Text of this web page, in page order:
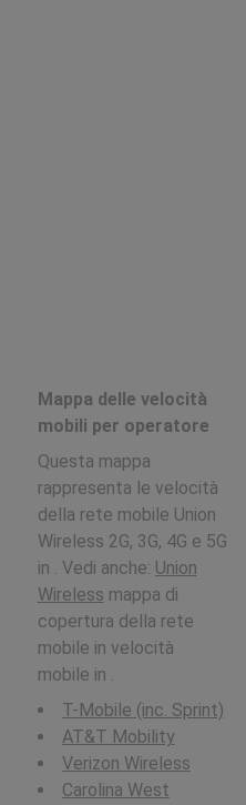
Mappa delle velocità
mobili per operatore
Questa mappa
rappresenta le velocità
della rete mobile Union
Wireless 2G, 3G, 4G e 5G
in . Vedi anche: Union
Wireless mappa di
copertura della rete
mobile in velocità
mobile in .
T-Mobile (inc. Sprint)
AT&T Mobility
Verizon Wireless
Carolina West